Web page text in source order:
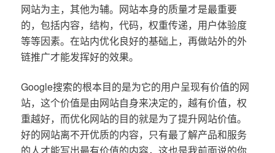
网站为主，其他为辅。网站本身的质量才是最重要
的，包括内容，结构，代码，权重传递，用户体验度
等等因素。在站内优化良好的基础上，再做站外的外
链推广才能发挥好的效果。
Google搜索的根本目的是为它的用户呈现有价值的网
站，这个价值是由网站自身来决定的，越有价值，权
重越好，而优化网站的目的就是为了提升网站价值。
好的网站离不开优质的内容，只有最了解产品和服务
的人才能写出最有价值的内容，这也是我前面说的你